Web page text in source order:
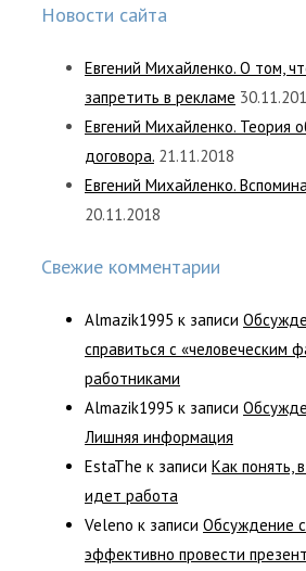
Новости сайта
Евгений Михайленко. О том,
запретить в рекламе
Евгений Михайленко. Теория
договора. 21.11.2018
Евгений Михайленко.
20.11.2018
Свежие комментарии
Almazik1995 к записи
справиться с «человеческим
работниками
Almazik1995 к записи
Лишняя информация
EstaThe к записи Как понять,
идет работа
Veleno к записи Обсуждение
эффективно провести